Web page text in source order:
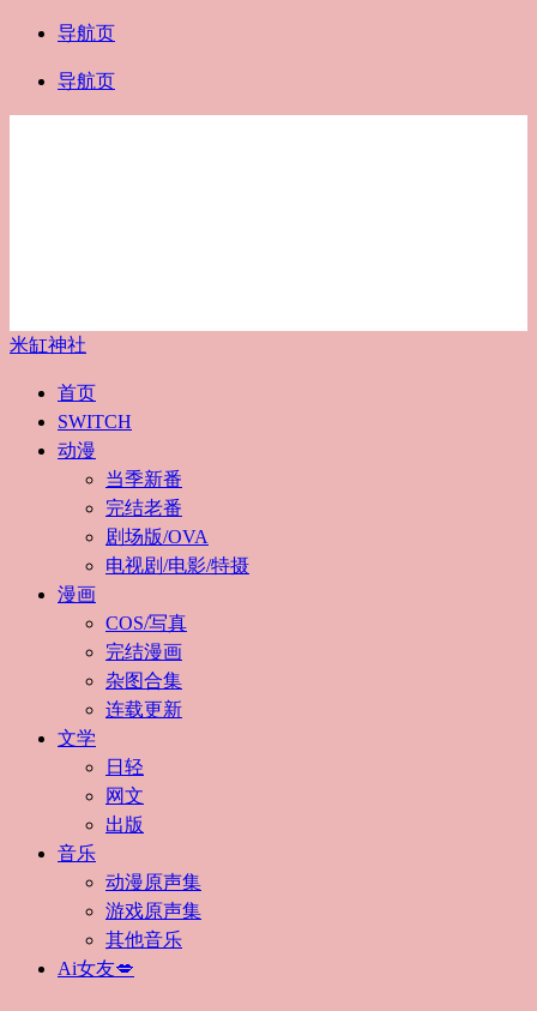
导航页
导航页
米缸神社
首页
SWITCH
动漫
当季新番
完结老番
剧场版/OVA
电视剧/电影/特摄
漫画
COS/写真
完结漫画
杂图合集
连载更新
文学
日轻
网文
出版
音乐
动漫原声集
游戏原声集
其他音乐
Ai女友💋